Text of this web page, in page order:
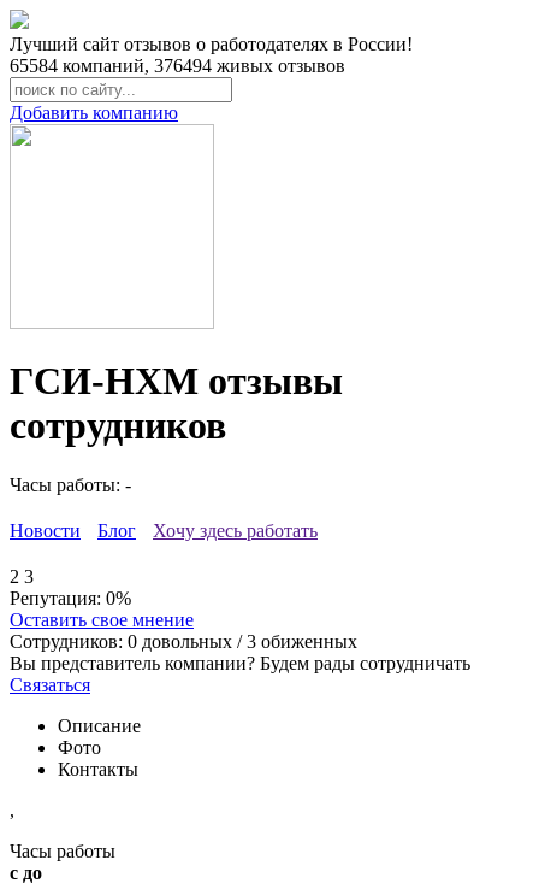
Лучший сайт отзывов о работодателях в России!
65584 компаний, 376494 живых отзывов
Добавить компанию
ГСИ-НХМ отзывы
сотрудников
Часы работы: -
Новости Блог Хочу здесь работать
2 3
Репутация: 0%
Оставить свое мнение
Сотрудников: 0 довольных /3 обиженных
Вы представитель компании? Будем рады сотрудничать
Связаться
Описание
Фото
Контакты
,
Часы работы
с до